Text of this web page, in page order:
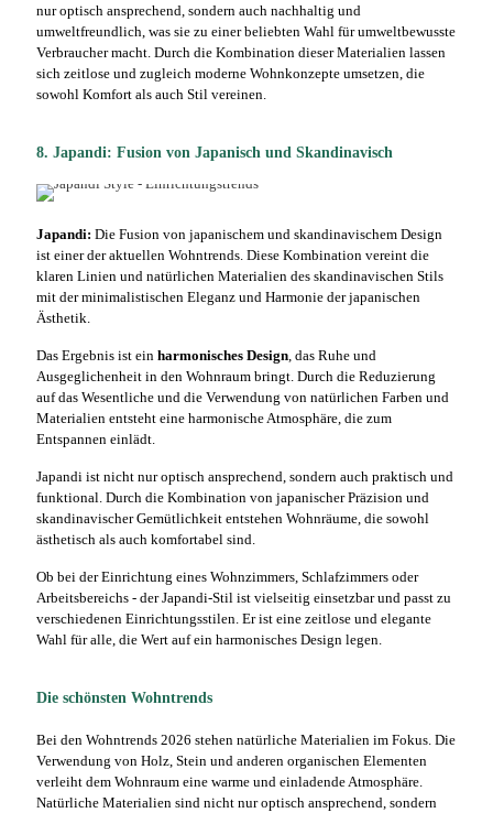
nur optisch ansprechend, sondern auch nachhaltig und
umweltfreundlich, was sie zu einer beliebten Wahl für umweltbewusste
Verbraucher macht. Durch die Kombination dieser Materialien lassen
sich zeitlose und zugleich moderne Wohnkonzepte umsetzen, die
sowohl Komfort als auch Stil vereinen.
8. Japandi: Fusion von Japanisch und Skandinavisch
Japandi: Die Fusion von japanischem und skandinavischem Design
ist einer der aktuellen Wohntrends. Diese Kombination vereint die
klaren Linien und natürlichen Materialien des skandinavischen Stils
mit der minimalistischen Eleganz und Harmonie der japanischen
Ästhetik.
Das Ergebnis ist ein harmonisches Design, das Ruhe und
Ausgeglichenheit in den Wohnraum bringt. Durch die Reduzierung
auf das Wesentliche und die Verwendung von natürlichen Farben und
Materialien entsteht eine harmonische Atmosphäre, die zum
Entspannen einlädt.
Japandi ist nicht nur optisch ansprechend, sondern auch praktisch und
funktional. Durch die Kombination von japanischer Präzision und
skandinavischer Gemütlichkeit entstehen Wohnräume, die sowohl
ästhetisch als auch komfortabel sind.
Ob bei der Einrichtung eines Wohnzimmers, Schlafzimmers oder
Arbeitsbereichs - der Japandi-Stil ist vielseitig einsetzbar und passt zu
verschiedenen Einrichtungsstilen. Er ist eine zeitlose und elegante
Wahl für alle, die Wert auf ein harmonisches Design legen.
Die schönsten Wohntrends
Bei den Wohntrends 2026 stehen natürliche Materialien im Fokus. Die
Verwendung von Holz, Stein und anderen organischen Elementen
verleiht dem Wohnraum eine warme und einladende Atmosphäre.
Natürliche Materialien sind nicht nur optisch ansprechend, sondern